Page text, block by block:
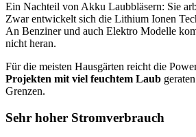
Ein Nachteil von Akku Laubbläsern: Sie
Zwar entwickelt sich die Lithium Ionen
An Benziner und auch Elektro Modelle
nicht heran.
Für die meisten Hausgärten reicht die
Projekten mit viel feuchtem Laub
Grenzen.
Sehr hoher Stromverbrauch